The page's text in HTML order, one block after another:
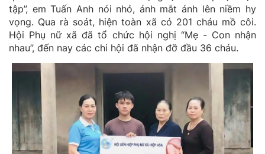
tập”, em Tuấn Anh nói nhỏ, ánh mắt ánh lên niềm hy
vọng. Qua rà soát, hiện toàn xã có 201 cháu mồ côi.
Hội Phụ nữ xã đã tổ chức hội nghị “Mẹ - Con nhận
nhau”, đến nay các chi hội đã nhận đỡ đầu 36 cháu.